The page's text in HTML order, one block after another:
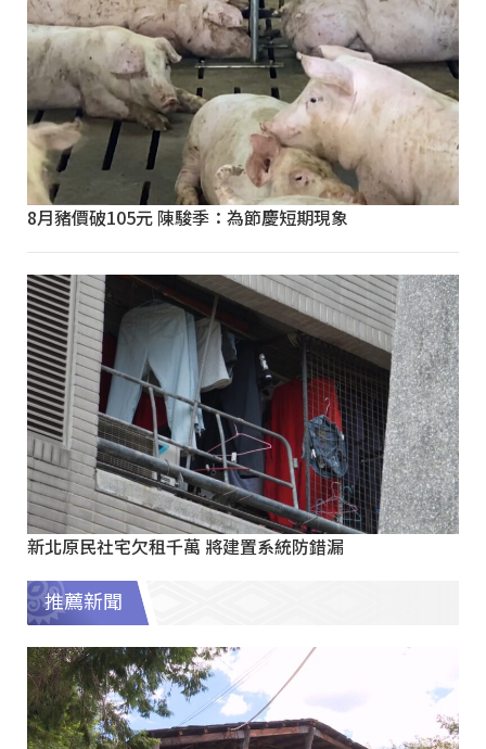
8月豬價破105元 陳駿季：為節慶短期現象
新北原民社宅欠租千萬 將建置系統防錯漏
推薦新聞